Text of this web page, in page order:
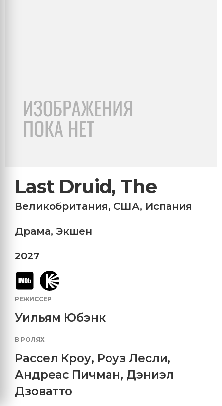
Last Druid, The
Великобритания, США, Испания
Драма, Экшен
2027
РЕЖИССЕР
Уильям Юбэнк
В РОЛЯХ
Рассел Кроу, Роуз Лесли,
Андреас Пичман, Дэниэл
Дзоватто